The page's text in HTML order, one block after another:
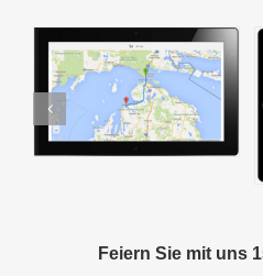
Feiern Sie mit uns